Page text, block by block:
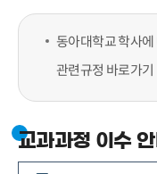
동아대학교 학사
관련규정 바로가기
교과과정 이수 안